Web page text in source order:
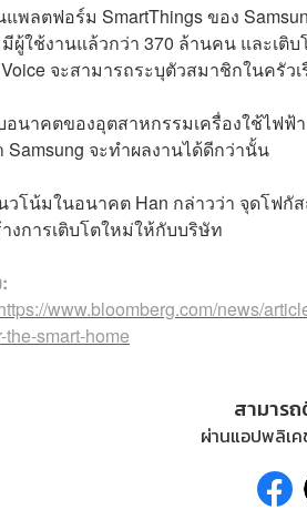
พลตฟอร์ม SmartThings ของ
ผู้ใช้งานแล้วกว่า 370 ล้านคน และเติ
จะสามารถระบุตัวสมาชิกในครั
อนาคตของอุตสาหกรรมเครื่องใช้ไฟฟ้
Samsung จะทำผลงานได้ดีกว่านั้น
วโน้มในอนาคต Han กล่าวว่า จุดโฟกั
งการเติบโตใหม่ให้กับบริษัท
www.bloomberg.com/news/
the-smart-home
สามารถ
ผ่านแอปพลิเ